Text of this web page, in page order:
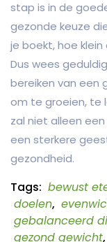
stap is in de
gezonde keuze
je boekt, hoe klein
Dus wees
bereiken van een
om te groeien, te
zal niet alleen
een sterkere
gezondheid.
Tags: bewust
doelen,
gebalanceerd
gezond gewicht,